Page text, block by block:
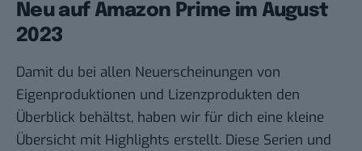
Neu auf Amazon Prime im August
2023
Damit du bei allen Neuerscheinungen von
Eigenproduktionen und Lizenzprodukten den
Überblick behältst, haben wir für dich eine kleine
Übersicht mit Highlights erstellt. Diese Serien und